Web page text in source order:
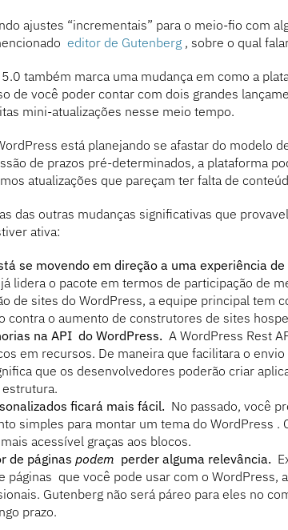
ajustes “incrementais” para o meio-fio com
editor de Gutenberg , sobre o qual
também marca uma mudança em como a
de você poder contar com dois grandes
mini-atualizações nesse meio tempo.
está planejando se afastar do modelo
de prazos pré-determinados, a plataforma
atualizações que pareçam ter falta de
das outras mudanças significativas que
ativa:
se movendo em direção a uma experiência
lidera o pacote em termos de participação de
de sites do WordPress, a equipe principal tem
contra o aumento de construtores de sites
na API do WordPress. A WordPress Rest
em recursos. De maneira que facilitara o
que os desenvolvedores poderão criar
ficará mais fácil. No passado, você
simples para montar um tema do WordPress .
acessível graças aos blocos.
de páginas podem perder alguma relevância.
páginas que você pode usar com o WordPress,
Gutenberg não será páreo para eles no
prazo.